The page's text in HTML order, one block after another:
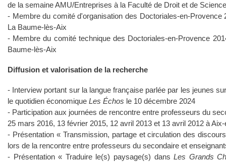
de la semaine AMU/Entreprises à la Faculté de Droit et de
- Membre du comité d'organisation des Doctoriales-en-
La Baume-lès-Aix
- Membre du comité technique des Doctoriales-en-Provence
Baume-lès-Aix
Diffusion et valorisation de la recherche
- Interview portant sur la langue française parlée par les jeunes
le quotidien économique Les Échos le 10 décembre 2024
- Participation aux journées de rencontre entre professeurs du
25 mars 2016, 13 février 2015, 12 avril 2013 et 13 avril 2012 à
- Présentation « Transmission, partage et circulation des
lors de la rencontre entre professeurs du secondaire et
- Présentation « Traduire le(s) paysage(s) dansLes Grands